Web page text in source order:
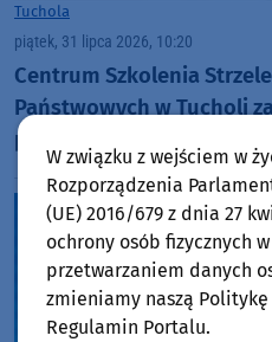
Tuchola
piątek, 31 lipca 2026, 10:20
Centrum Szkolenia
Państwowych w Tucholi
piknik pod nazwą
W związku z wejściem w
Rozporządzenia
(UE) 2016/679 z dnia 27
ochrony osób fizycznych
przetwarzaniem danych
zmieniamy naszą
Regulamin Portalu.